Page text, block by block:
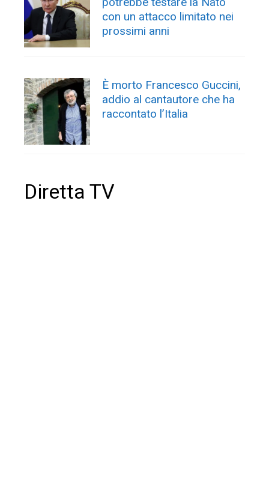
con un attacco limitato nei
prossimi anni
È morto Francesco Guccini,
addio al cantautore che ha
raccontato l’Italia
Diretta TV